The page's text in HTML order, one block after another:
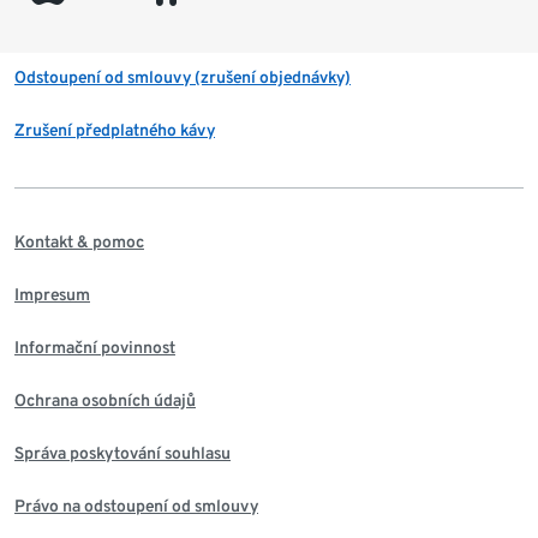
Odstoupení od smlouvy (zrušení objednávky)
Zrušení předplatného kávy
Kontakt & pomoc
Impresum
Informační povinnost
Ochrana osobních údajů
Správa poskytování souhlasu
Právo na odstoupení od smlouvy